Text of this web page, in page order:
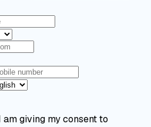
giving my consent to